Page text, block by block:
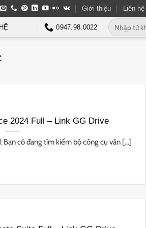
Giới thiệu Liên hệ
0947.98.0022
Tìm
kiếm:
2024 Full – Link GG Drive
có đang tìm kiếm bộ công cụ văn [...]